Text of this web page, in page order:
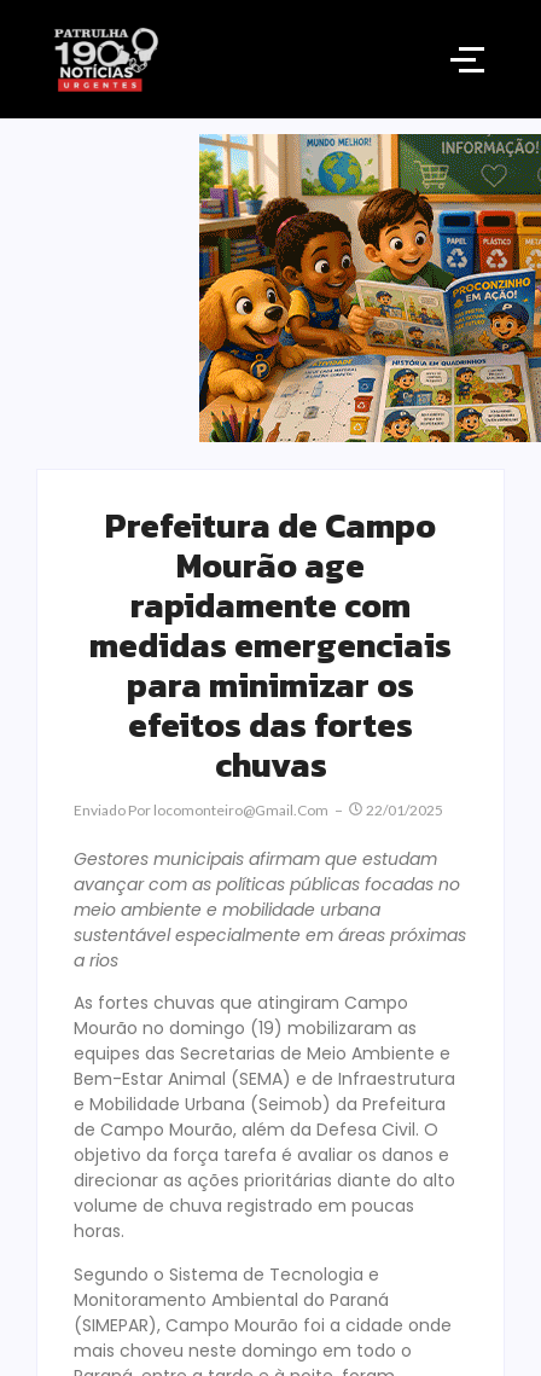
Prefeitura de Campo
Mourão age
rapidamente com
medidas emergenciais
para minimizar os
efeitos das fortes
chuvas
Enviado Por Locomonteiro@gmail.com 22/01/2025
Gestores municipais afirmam que estudam
avançar com as políticas públicas focadas no
meio ambiente e mobilidade urbana
sustentável especialmente em áreas próximas
a rios
As fortes chuvas que atingiram Campo
Mourão no domingo (19) mobilizaram as
equipes das Secretarias de Meio Ambiente e
Bem-Estar Animal (SEMA) e de Infraestrutura
e Mobilidade Urbana (Seimob) da Prefeitura
de Campo Mourão, além da Defesa Civil. O
objetivo da força tarefa é avaliar os danos e
direcionar as ações prioritárias diante do alto
volume de chuva registrado em poucas
horas.
Segundo o Sistema de Tecnologia e
Monitoramento Ambiental do Paraná
(SIMEPAR), Campo Mourão foi a cidade onde
mais choveu neste domingo em todo o